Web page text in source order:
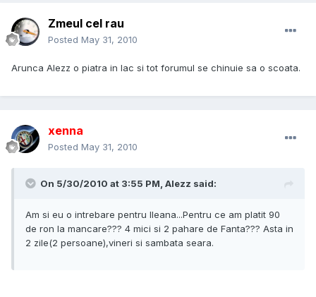
Zmeul cel rau
Posted May 31, 2010
Arunca Alezz o piatra in lac si tot forumul se chinuie sa o scoata.
xenna
Posted May 31, 2010
On 5/30/2010 at 3:55 PM, Alezz said:
Am si eu o intrebare pentru Ileana...Pentru ce am platit 90
de ron la mancare??? 4 mici si 2 pahare de Fanta??? Asta in
2 zile(2 persoane),vineri si sambata seara.